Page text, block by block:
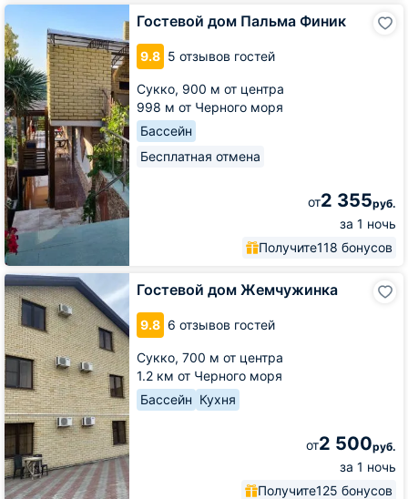
Гостевой дом Пальма Финик
9.8 5 отзывов гостей
Сукко, 900 м от центра
998 м от Черного моря
Бассейн
Бесплатная отмена
от2 355руб.
за 1 ночь
Получите118 бонусов
Гостевой
дом
Пальма
Финик
Гостевой дом Жемчужинка
9.8 6 отзывов гостей
Сукко, 700 м от центра
1.2 км от Черного моря
Бассейн Кухня
от2 500руб.
за 1 ночь
Получите125 бонусов
Гостевой
дом
Жемчужинка